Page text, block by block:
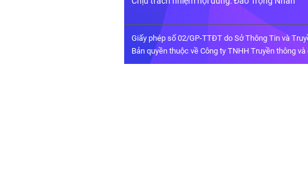
Giấy phép số 02/GP-TTĐT do Sở Thông Tin và
Bản quyền thuộc về Công ty TNHH Truyền thông